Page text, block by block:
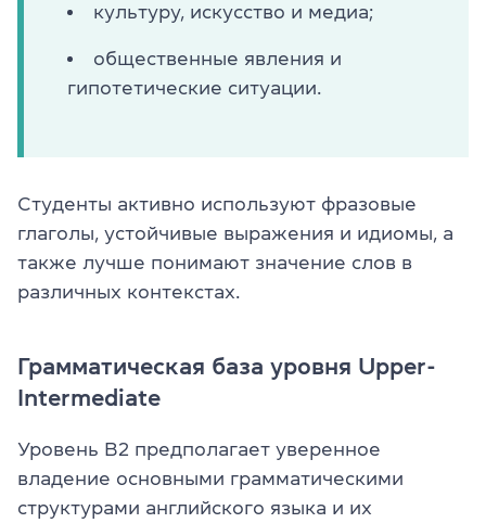
культуру, искусство и медиа;
общественные явления и
гипотетические ситуации.
Студенты активно используют фразовые
глаголы, устойчивые выражения и идиомы, а
также лучше понимают значение слов в
различных контекстах.
Грамматическая база уровня Upper-
Intermediate
Уровень B2 предполагает уверенное
владение основными грамматическими
структурами английского языка и их